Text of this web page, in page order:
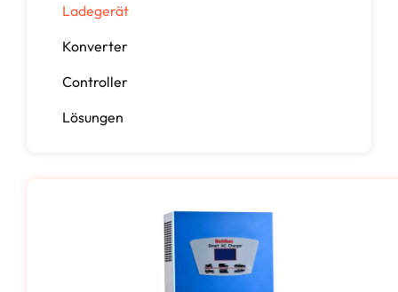
Ladegerät
Konverter
Controller
Lösungen